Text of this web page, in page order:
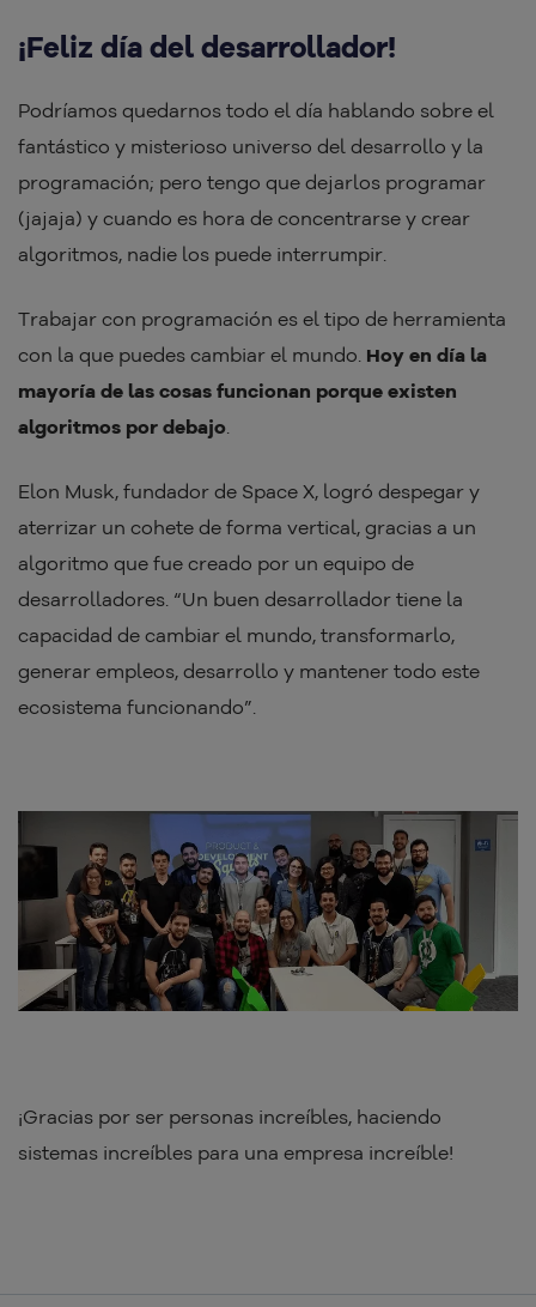
¡Feliz día del desarrollador!
Podríamos quedarnos todo el día hablando sobre el
fantástico y misterioso universo del desarrollo y la
programación; pero tengo que dejarlos programar
(jajaja) y cuando es hora de concentrarse y crear
algoritmos, nadie los puede interrumpir.
Trabajar con programación es el tipo de herramienta
con la que puedes cambiar el mundo. Hoy en día la
mayoría de las cosas funcionan porque existen
algoritmos por debajo.
Elon Musk, fundador de Space X, logró despegar y
aterrizar un cohete de forma vertical, gracias a un
algoritmo que fue creado por un equipo de
desarrolladores. “Un buen desarrollador tiene la
capacidad de cambiar el mundo, transformarlo,
generar empleos, desarrollo y mantener todo este
ecosistema funcionando”.
¡Gracias por ser personas increíbles, haciendo
sistemas increíbles para una empresa increíble!